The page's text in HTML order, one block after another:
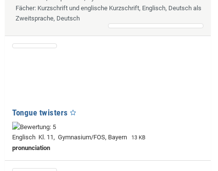
Fächer: Kurzschrift und englische Kurzschrift, Englisch, Deutsch als
Zweitsprache, Deutsch
Tongue twisters
Englisch Kl. 11, Gymnasium/FOS, Bayern 13 KB
pronunciation